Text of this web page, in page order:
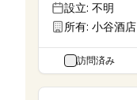
設立: 不明
所有: 小谷酒店
訪問済み